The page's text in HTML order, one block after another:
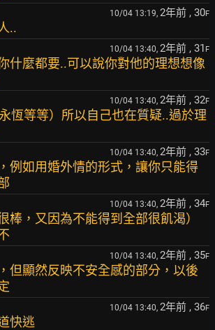
10/04 13:19, 2年前 , 30F
..
10/04 13:40, 2年前 , 31 F
什麼都要..可以說你對他的理想想像
10/04 13:40, 2年前 , 32F
恆等等）所以自己也在質疑..過於理
10/04 13:40, 2年前 , 33F
例如用婚外情的形式，讓你只能得
10/04 13:40, 2年前 , 34F
棒，又因為不能得到全部很飢渴）
10/04 13:40, 2年前 , 35F
但顯然反映不安全感的部分，以後
10/04 13:40, 2年前 , 36F
快逃